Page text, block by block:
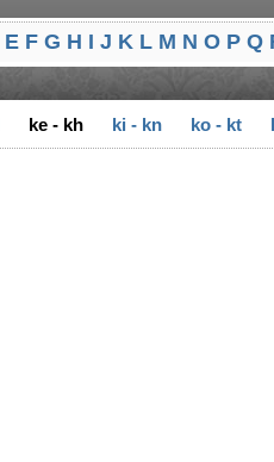
E F G H I J K L M N O P Q
ke - kh ki - kn ko - kt